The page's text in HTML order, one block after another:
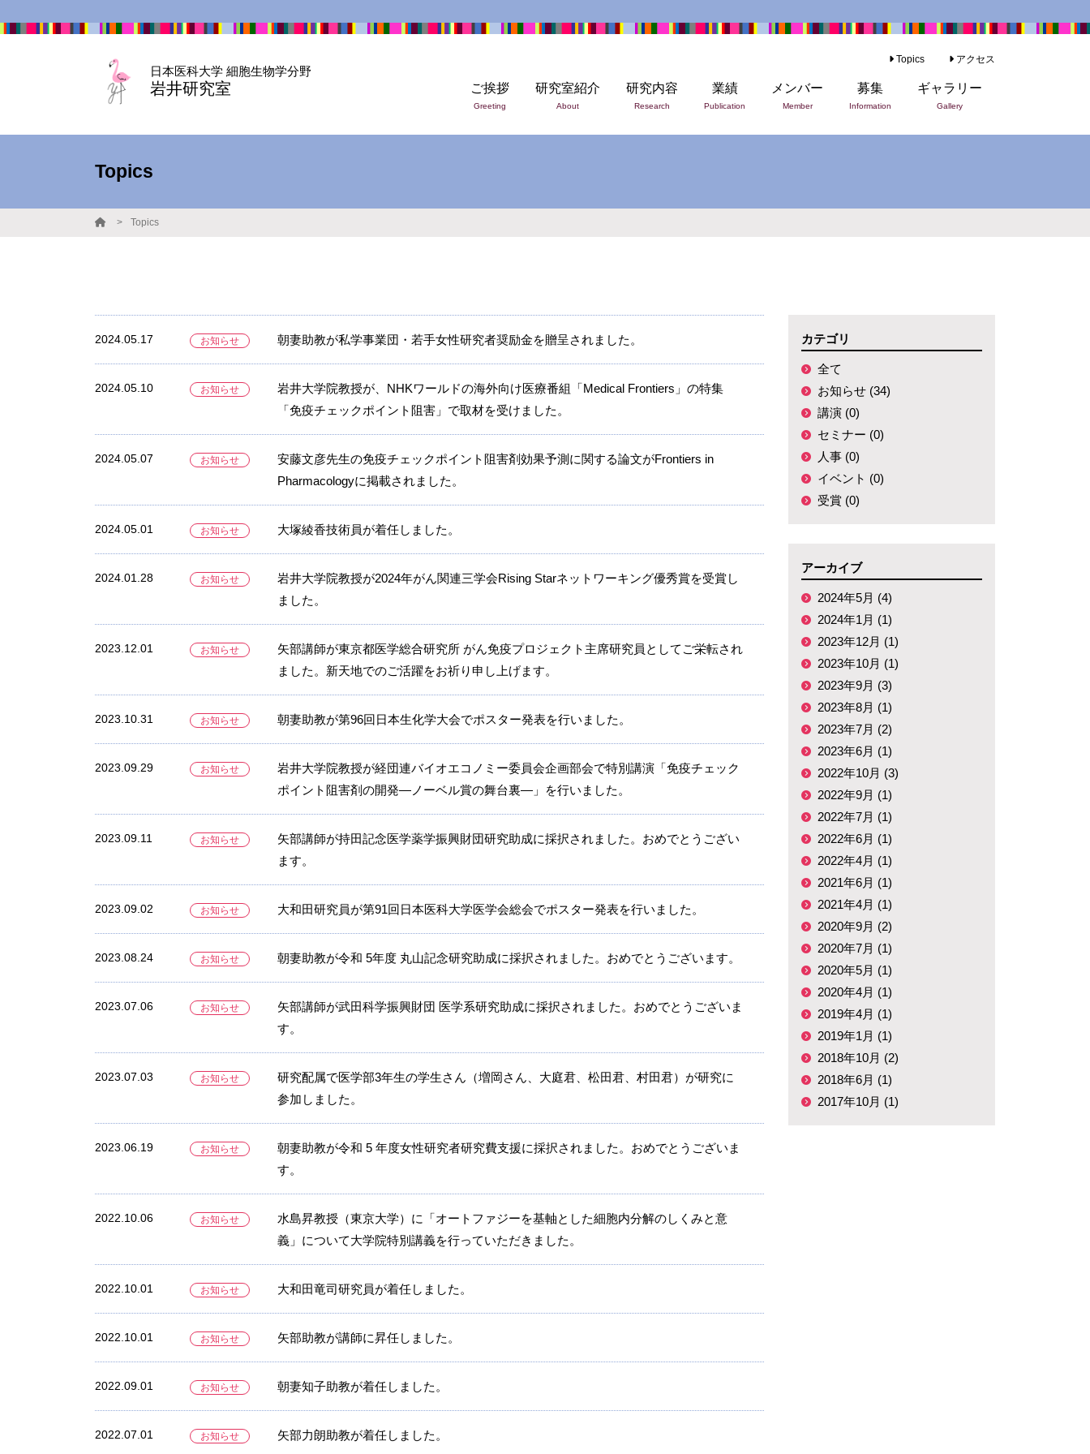
日本医科大学 細胞生物学分野
岩井研究室
Topics アクセス
ご挨拶
Greeting
研究室紹介
About
研究内容
Research
業績
Publication
メンバー
Member
募集
Information
ギャラリー
Gallery
Topics
Topics
2024.05.17 お知らせ 朝妻助教が私学事業団・若手女性研究者奨励金を贈呈されました。
2024.05.10 お知らせ
岩井大学院教授が、NHKワールドの海外向け医療番組「Medical Frontiers」の特集
「免疫チェックポイント阻害」で取材を受けました。
2024.05.07 お知らせ
安藤文彦先生の免疫チェックポイント阻害剤効果予測に関する論文がFrontiers in
Pharmacologyに掲載されました。
2024.05.01 お知らせ 大塚綾香技術員が着任しました。
2024.01.28 お知らせ
岩井大学院教授が2024年がん関連三学会Rising Starネットワーキング優秀賞を受賞し
ました。
2023.12.01 お知らせ
矢部講師が東京都医学総合研究所 がん免疫プロジェクト主席研究員としてご栄転され
ました。新天地でのご活躍をお祈り申し上げます。
2023.10.31 お知らせ 朝妻助教が第96回日本生化学大会でポスター発表を行いました。
2023.09.29 お知らせ
岩井大学院教授が経団連バイオエコノミー委員会企画部会で特別講演「免疫チェック
ポイント阻害剤の開発―ノーベル賞の舞台裏―」を行いました。
2023.09.11 お知らせ
矢部講師が持田記念医学薬学振興財団研究助成に採択されました。おめでとうござい
ます。
2023.09.02 お知らせ 大和田研究員が第91回日本医科大学医学会総会でポスター発表を行いました。
2023.08.24 お知らせ 朝妻助教が令和 5年度 丸山記念研究助成に採択されました。おめでとうございます。
2023.07.06 お知らせ
矢部講師が武田科学振興財団 医学系研究助成に採択されました。おめでとうございま
す。
2023.07.03 お知らせ
研究配属で医学部3年生の学生さん（増岡さん、大庭君、松田君、村田君）が研究に
参加しました。
2023.06.19 お知らせ
朝妻助教が令和 5 年度女性研究者研究費支援に採択されました。おめでとうございま
す。
2022.10.06 お知らせ
水島昇教授（東京大学）に「オートファジーを基軸とした細胞内分解のしくみと意
義」について大学院特別講義を行っていただきました。
2022.10.01 お知らせ 大和田竜司研究員が着任しました。
2022.10.01 お知らせ 矢部助教が講師に昇任しました。
2022.09.01 お知らせ 朝妻知子助教が着任しました。
2022.07.01 お知らせ 矢部力朗助教が着任しました。
カテゴリ
全て
お知らせ (34)
講演 (0)
セミナー (0)
人事 (0)
イベント (0)
受賞 (0)
アーカイブ
2024年5月 (4)
2024年1月 (1)
2023年12月 (1)
2023年10月 (1)
2023年9月 (3)
2023年8月 (1)
2023年7月 (2)
2023年6月 (1)
2022年10月 (3)
2022年9月 (1)
2022年7月 (1)
2022年6月 (1)
2022年4月 (1)
2021年6月 (1)
2021年4月 (1)
2020年9月 (2)
2020年7月 (1)
2020年5月 (1)
2020年4月 (1)
2019年4月 (1)
2019年1月 (1)
2018年10月 (2)
2018年6月 (1)
2017年10月 (1)